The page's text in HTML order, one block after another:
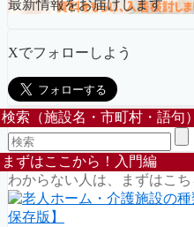
最新情報をお届けします
Xでフォローしよう
検索（施設名・市町村・語句）
まずはここから！入門編
わからない人は、まずはこち